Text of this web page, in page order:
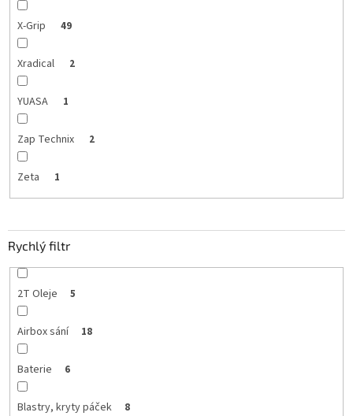
X-Grip 49
Xradical 2
YUASA 1
Zap Technix 2
Zeta 1
Rychlý filtr
2T Oleje 5
Airbox sání 18
Baterie 6
Blastry, kryty páček 8